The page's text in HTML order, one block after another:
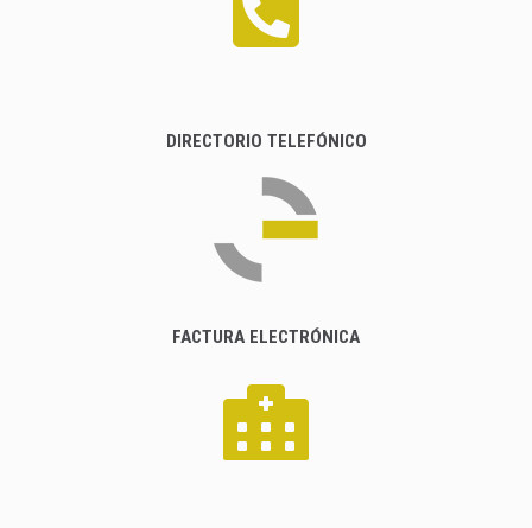
DIRECTORIO TELEFÓNICO
FACTURA ELECTRÓNICA